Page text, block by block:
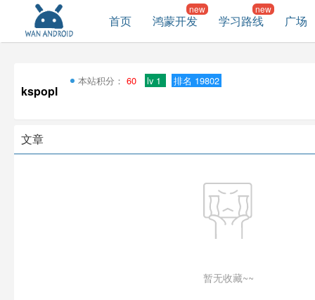
首页 鸿蒙开发 学习路线 广场
kspopl
本站积分： 60 lv 1 排名 19802
文章
暂无收藏~~